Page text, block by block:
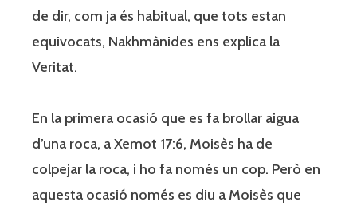
de dir, com ja és habitual, que tots estan
equivocats, Nakhmànides ens explica la
Veritat.
En la primera ocasió que es fa brollar aigua
d’una roca, a Xemot 17:6, Moisès ha de
colpejar la roca, i ho fa només un cop. Però en
aquesta ocasió només es diu a Moisès que